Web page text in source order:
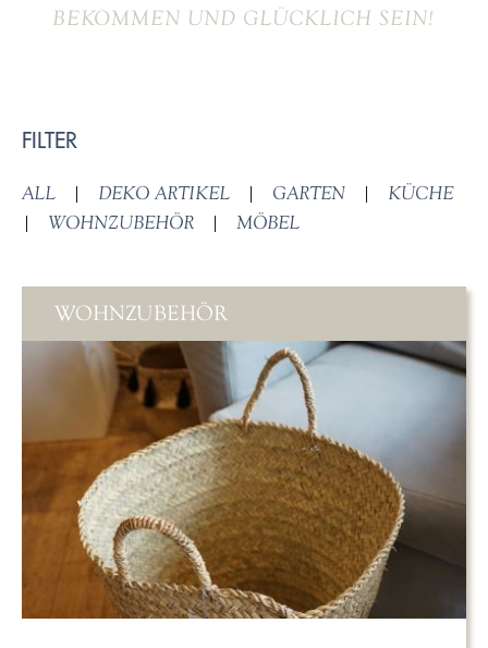
BEKOMMEN UND GLÜCKLICH SEIN!
FILTER
ALL | DEKO ARTIKEL | GARTEN |
KÜCHE
|
WOHNZUBEHÖR | MÖBEL
WOHNZUBEHÖR